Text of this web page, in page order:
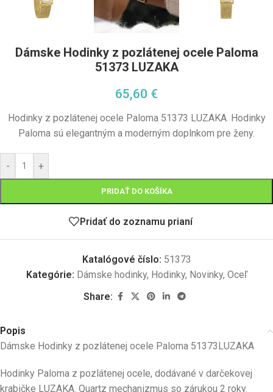
Dámske Hodinky z pozlátenej ocele Paloma
51373 LUZAKA
65,60 €
Hodinky z pozlátenej ocele Paloma 51373 LUZAKA. Hodinky
Paloma sú elegantným a moderným doplnkom pre ženy.
- +
PRIDAŤ DO KOŠÍKA
Pridať do zoznamu prianí
Katalógové číslo: 51373
Kategórie: Dámske hodinky, Hodinky, Novinky, Oceľ
Share:
Popis
Dámske Hodinky z pozlátenej ocele Paloma 51373LUZAKA
Hodinky Paloma z pozlátenej ocele, dodávané v darčekovej
krabičke LUZAKA. Quartz mechanizmus so zárukou 2 roky.